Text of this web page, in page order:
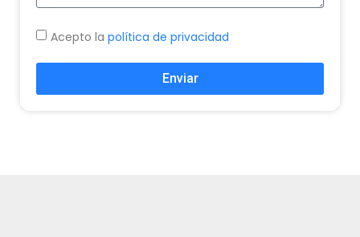
Acepto la política de privacidad
Enviar